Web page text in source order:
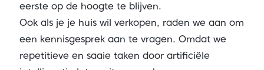
eerste op de hoogte te blijven.
Ook als je je huis wil verkopen, raden we aan om
een kennisgesprek aan te vragen. Omdat we
repetitieve en saaie taken door artificiële